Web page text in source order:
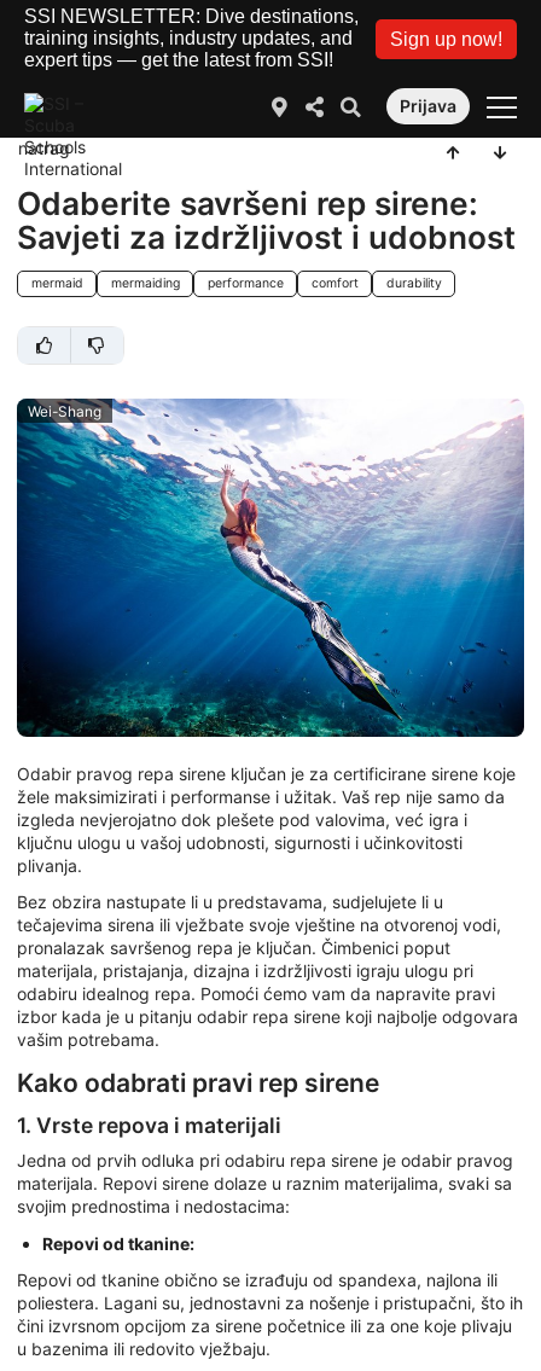
SSI NEWSLETTER: Dive destinations,
training insights, industry updates, and
expert tips — get the latest from SSI!
Sign up now!
Prijava
natrag
Odaberite savršeni rep sirene:
Savjeti za izdržljivost i udobnost
mermaid mermaiding performance comfort durability
Wei-Shang
Odabir pravog repa sirene ključan je za certificirane sirene koje
žele maksimizirati i performanse i užitak. Vaš rep nije samo da
izgleda nevjerojatno dok plešete pod valovima, već igra i
ključnu ulogu u vašoj udobnosti, sigurnosti i učinkovitosti
plivanja.
Bez obzira nastupate li u predstavama, sudjelujete li u
tečajevima sirena ili vježbate svoje vještine na otvorenoj vodi,
pronalazak savršenog repa je ključan. Čimbenici poput
materijala, pristajanja, dizajna i izdržljivosti igraju ulogu pri
odabiru idealnog repa. Pomoći ćemo vam da napravite pravi
izbor kada je u pitanju odabir repa sirene koji najbolje odgovara
vašim potrebama.
Kako odabrati pravi rep sirene
1. Vrste repova i materijali
Jedna od prvih odluka pri odabiru repa sirene je odabir pravog
materijala. Repovi sirene dolaze u raznim materijalima, svaki sa
svojim prednostima i nedostacima:
Repovi od tkanine:
Repovi od tkanine obično se izrađuju od spandexa, najlona ili
poliestera. Lagani su, jednostavni za nošenje i pristupačni, što ih
čini izvrsnom opcijom za sirene početnice ili za one koje plivaju
u bazenima ili redovito vježbaju.